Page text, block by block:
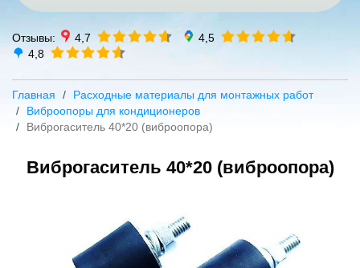
Отзывы: 4,7
4,5
4,8
Главная
Расходные материалы для монтажных работ
Виброопоры для кондиционеров
Виброгаситель 40*20 (виброопора)
Виброгаситель 40*20 (виброопора)